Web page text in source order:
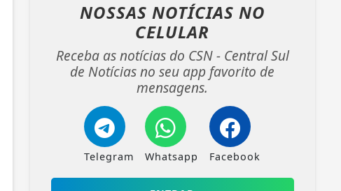
NOSSAS NOTÍCIAS NO
CELULAR
Receba as notícias do CSN - Central Sul
de Notícias no seu app favorito de
mensagens.
Telegram Whatsapp Facebook